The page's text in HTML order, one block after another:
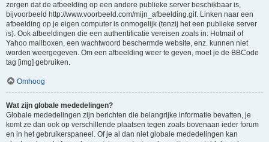
zorgen dat de afbeelding op een andere publieke server beschikbaar is,
bijvoorbeeld http://www.voorbeeld.com/mijn_afbeelding.gif. Linken naar een
afbeelding op je eigen computer is onmogelijk (tenzij het een publieke server
is). Ook afbeeldingen die een authentificatie vereisen zoals in: Hotmail of
Yahoo mailboxen, een wachtwoord beschermde website, enz. kunnen niet
worden weergegeven. Om een afbeelding weer te geven, moet je de BBCode
tag [img] gebruiken.
Omhoog
Wat zijn globale mededelingen?
Globale mededelingen zijn berichten die belangrijke informatie bevatten, je
komt ze dan ook op verschillende plaatsen tegen zoals bovenaan ieder forum
en in het gebruikerspaneel. Of je al dan niet globale mededelingen kan